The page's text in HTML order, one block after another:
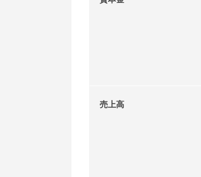
売上高